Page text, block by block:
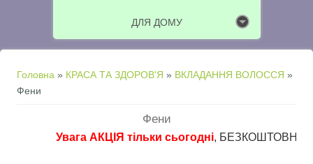
ДЛЯ ДОМУ
Ви є тут
Головна » КРАСА ТА ЗДОРОВ'Я » ВКЛАДАННЯ ВОЛОССЯ »
Фени
Фени
Увага АКЦІЯ тільки сьогодні, БЕЗКОШТОВНА